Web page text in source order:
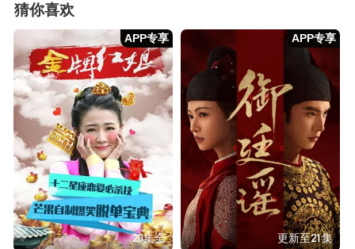
猜你喜欢
APP专享
20集全
APP专享
更新至21集